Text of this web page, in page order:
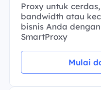
Proxy untuk
bandwidth atau
bisnis Anda
SmartProxy
Mulai